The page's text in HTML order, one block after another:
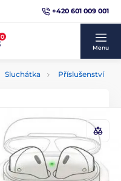
+420 601 009 001
0
Menu
Sluchátka Příslušenství